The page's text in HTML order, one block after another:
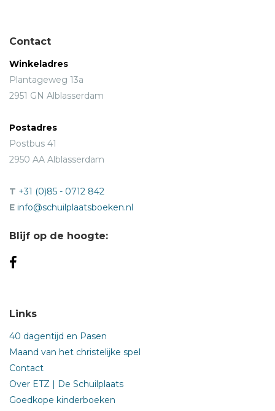
Contact
Winkeladres
Plantageweg 13a
2951 GN Alblasserdam
Postadres
Postbus 41
2950 AA Alblasserdam
T +31 (0)85 - 0712 842
E info@schuilplaatsboeken.nl
Blijf op de hoogte:
Links
40 dagentijd en Pasen
Maand van het christelijke spel
Contact
Over ETZ | De Schuilplaats
Goedkope kinderboeken